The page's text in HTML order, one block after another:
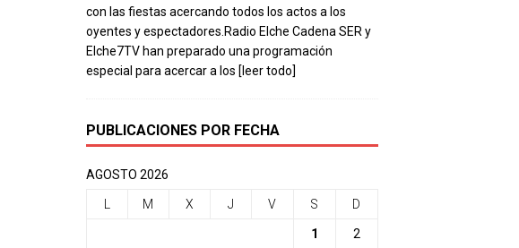
con las fiestas acercando todos los actos a los
oyentes y espectadores.Radio Elche Cadena SER y
Elche7TV han preparado una programación
especial para acercar a los [leer todo]
PUBLICACIONES POR FECHA
AGOSTO 2026
L M X J V S D
1 2